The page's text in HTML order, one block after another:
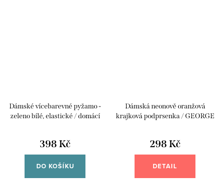
Dámské vícebarevné pyžamo -
zeleno bílé, elastické / domácí
22
398 Kč
DO KOŠÍKU
Dámská neonově oranžová
krajková podprsenka / GEORGE
298 Kč
DETAIL